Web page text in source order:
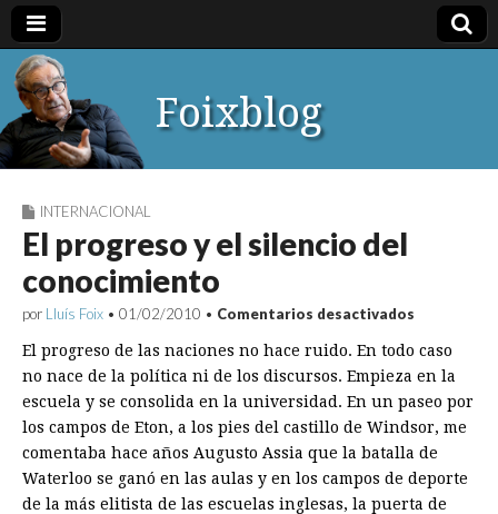
Foixblog
INTERNACIONAL
El progreso y el silencio del
conocimiento
por Lluís Foix • 01/02/2010 • Comentarios desactivados
progreso
el
silencio
El progreso de las naciones no hace ruido. En todo caso
no nace de la política ni de los discursos. Empieza en la
escuela y se consolida en la universidad. En un paseo por
los campos de Eton, a los pies del castillo de Windsor, me
comentaba hace años Augusto Assia que la batalla de
Waterloo se ganó en las aulas y en los campos de deporte
de la más elitista de las escuelas inglesas, la puerta de